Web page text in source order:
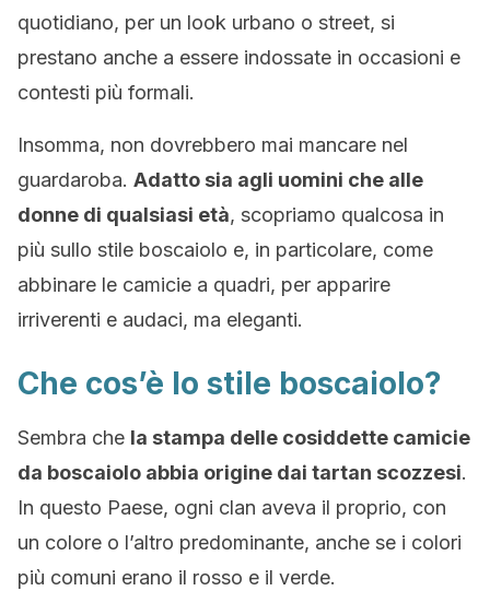
quotidiano, per un look urbano o street, si
prestano anche a essere indossate in occasioni e
contesti più formali.
Insomma, non dovrebbero mai mancare nel
guardaroba. Adatto sia agli uomini che alle
donne di qualsiasi età, scopriamo qualcosa in
più sullo stile boscaiolo e, in particolare, come
abbinare le camicie a quadri, per apparire
irriverenti e audaci, ma eleganti.
Che cos’è lo stile boscaiolo?
Sembra che la stampa delle cosiddette camicie
da boscaiolo abbia origine dai tartan scozzesi.
In questo Paese, ogni clan aveva il proprio, con
un colore o l’altro predominante, anche se i colori
più comuni erano il rosso e il verde.